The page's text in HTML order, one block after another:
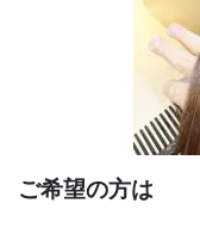
ご希望の方は